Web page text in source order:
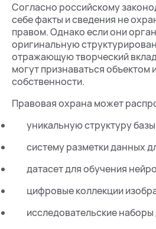
Согласно российскому
себе факты и сведения не
правом. Однако если они
оригинальную
отражающую творческий
могут признаваться объектом
собственности.
Правовая охрана может
уникальную структуру
систему разметки данных
датасет для обучения
цифровые коллекции
исследовательские